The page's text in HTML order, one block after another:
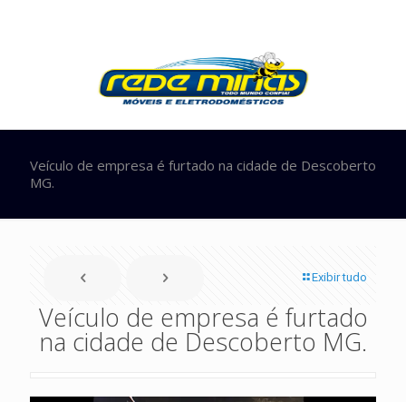
Veículo de empresa é furtado na cidade de Descoberto
MG.
Exibir tudo
Veículo de empresa é furtado
na cidade de Descoberto MG.